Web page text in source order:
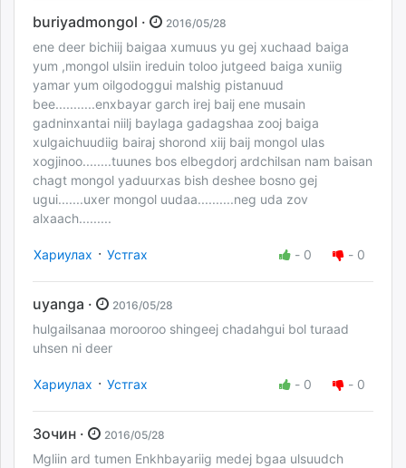
buriyadmongol · 2016/05/28
ene deer bichiij baigaa xumuus yu gej xuchaad baiga
yum ,mongol ulsiin ireduin toloo jutgeed baiga xuniig
yamar yum oilgodoggui malshig pistanuud
bee...........enxbayar garch irej baij ene musain
gadninxantai niilj baylaga gadagshaa zooj baiga
xulgaichuudiig bairaj shorond xiij baij mongol ulas
xogjinoo........tuunes bos elbegdorj ardchilsan nam baisan
chagt mongol yaduurxas bish deshee bosno gej
ugui.......uxer mongol uudaa..........neg uda zov
alxaach.........
Хариулах · Устгах - 0 - 0
uyanga · 2016/05/28
hulgailsanaa morooroo shingeej chadahgui bol turaad
uhsen ni deer
Хариулах · Устгах - 0 - 0
Зочин · 2016/05/28
Mgliin ard tumen Enkhbayariig medej bgaa ulsuudch